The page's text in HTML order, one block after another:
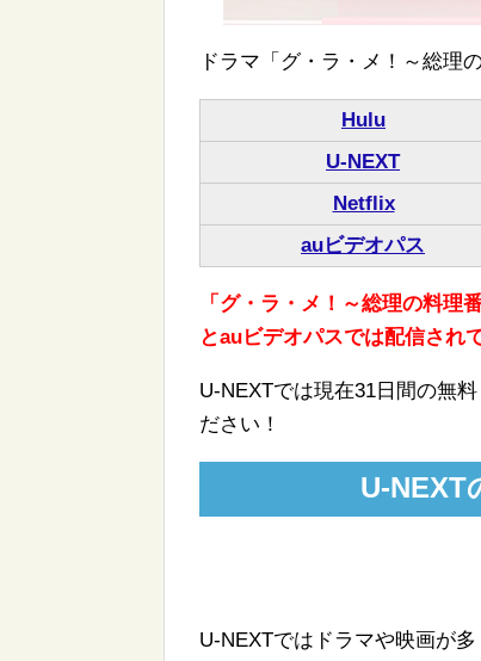
ドラマ「グ・ラ・メ！～総理
Hulu
U-NEXT
Netflix
auビデオパス
「グ・ラ・メ！～総理の料
とauビデオパスでは配信され
U-NEXTでは現在31日間の無
ださい！
U-NEXT
U-NEXTではドラマや映画が